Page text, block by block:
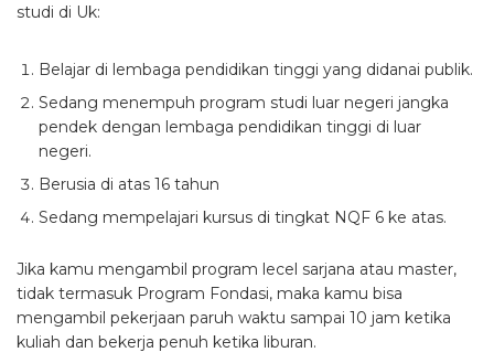
studi di Uk:
Belajar di lembaga pendidikan tinggi yang didanai publik.
Sedang menempuh program studi luar negeri jangka
pendek dengan lembaga pendidikan tinggi di luar
negeri.
Berusia di atas 16 tahun
Sedang mempelajari kursus di tingkat NQF 6 ke atas.
Jika kamu mengambil program lecel sarjana atau master,
tidak termasuk Program Fondasi, maka kamu bisa
mengambil pekerjaan paruh waktu sampai 10 jam ketika
kuliah dan bekerja penuh ketika liburan.